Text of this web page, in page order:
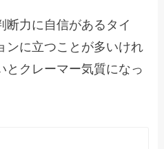
断力に自信があるタイ
ンに立つことが多いけれ
とクレーマー気質になっ